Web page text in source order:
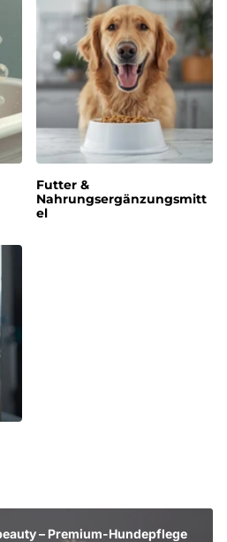
Futter &
Nahrungsergänzungsmitt
el
– Premium-Hundepflege